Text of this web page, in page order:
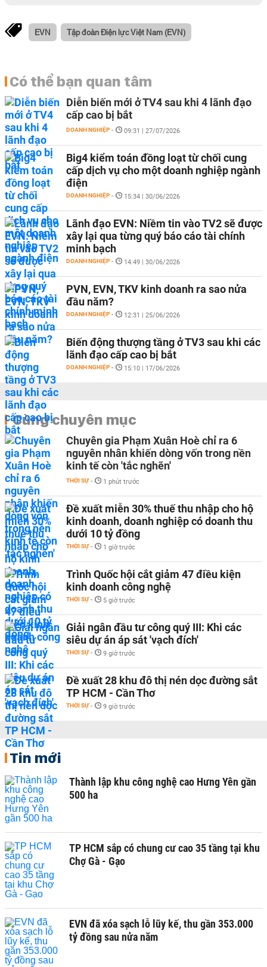
EVN Tập đoàn Điện lực Việt Nam (EVN)
Có thể bạn quan tâm
Diễn biến mới ở TV4 sau khi 4 lãnh đạo
cấp cao bị bắt
DOANH NGHIỆP - 09:31 | 27/07/2026
Big4 kiểm toán đồng loạt từ chối cung
cấp dịch vụ cho một doanh nghiệp ngành
điện
DOANH NGHIỆP - 15:34 | 30/06/2026
Lãnh đạo EVN: Niềm tin vào TV2 sẽ được
xây lại qua từng quý báo cáo tài chính
minh bạch
DOANH NGHIỆP - 14:49 | 30/06/2026
PVN, EVN, TKV kinh doanh ra sao nửa
đầu năm?
DOANH NGHIỆP - 12:31 | 25/06/2026
Biến động thượng tầng ở TV3 sau khi các
lãnh đạo cấp cao bị bắt
DOANH NGHIỆP - 15:10 | 17/06/2026
Cùng chuyên mục
Chuyên gia Phạm Xuân Hoè chỉ ra 6
nguyên nhân khiến dòng vốn trong nền
kinh tế còn 'tắc nghẽn'
THỜI SỰ - 1 phút trước
Đề xuất miễn 30% thuế thu nhập cho hộ
kinh doanh, doanh nghiệp có doanh thu
dưới 10 tỷ đồng
THỜI SỰ - 1 giờ trước
Trình Quốc hội cắt giảm 47 điều kiện
kinh doanh công nghệ
THỜI SỰ - 5 giờ trước
Giải ngân đầu tư công quý III: Khi các
siêu dự án áp sát 'vạch đích'
THỜI SỰ - 9 giờ trước
Đề xuất 28 khu đô thị nén dọc đường sắt
TP HCM - Cần Thơ
THỜI SỰ - 9 giờ trước
Tin mới
Thành lập khu công nghệ cao Hưng Yên gần
500 ha
TP HCM sắp có chung cư cao 35 tầng tại khu
Chợ Gà - Gạo
EVN đã xóa sạch lỗ lũy kế, thu gần 353.000
tỷ đồng sau nửa năm